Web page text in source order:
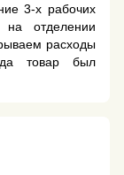
3-х рабочих
отделении
расходы
товар был